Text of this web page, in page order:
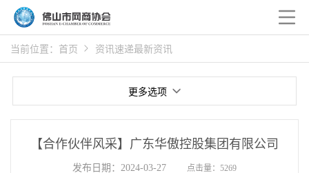
当前位置： 首页 资讯速递最新资讯
更多选项
【合作伙伴风采】广东华傲控股集团有限公司
发布日期：2024-03-27 点击量：5269